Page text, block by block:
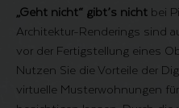
„Geht nicht“ gibt’s nicht bei
Architektur-Renderings sind
vor der Fertigstellung eines
Nutzen Sie die Vorteile der
virtuelle Musterwohnungen